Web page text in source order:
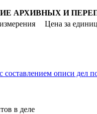
АРХИВНЫХ И
Цена за
описи дел
в деле